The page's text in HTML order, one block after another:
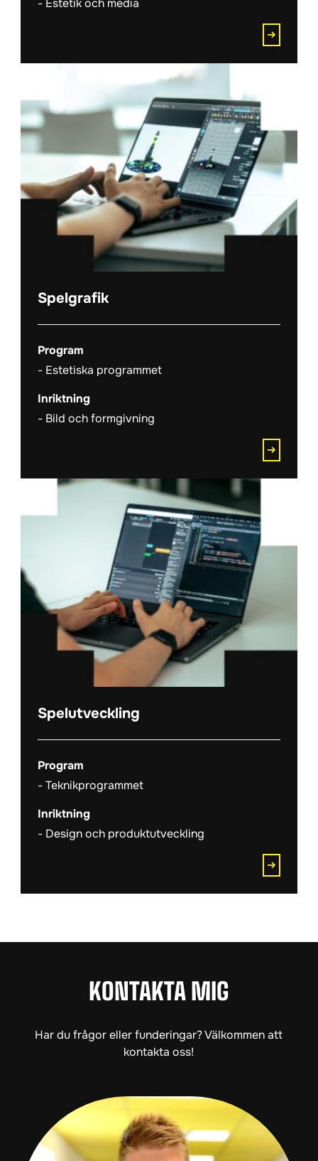
Estetik och media
Spelgrafik
Program
Estetiska programmet
Inriktning
Bild och formgivning
Spelutveckling
Program
Teknikprogrammet
Inriktning
Design och produktutveckling
KONTAKTA MIG
Har du frågor eller funderingar? Välkommen att
kontakta oss!